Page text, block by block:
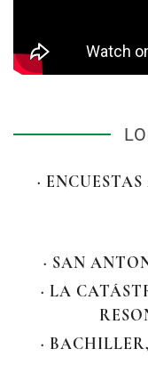
·
· SAN
· LA
·